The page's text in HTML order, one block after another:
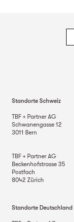
Standorte Schweiz
TBF + Partner AG
Schwanengasse 12
3011 Bern
TBF + Partner AG
Beckenhofstrasse 35
Postfach
8042 Zürich
Standorte Deutschland